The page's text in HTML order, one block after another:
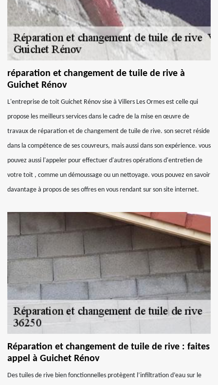
réparation et changement de tuile de rive à
Guichet Rénov
L'entreprise de toit Guichet Rénov sise à Villers Les Ormes est celle qui
propose les meilleurs services dans le cadre de la mise en œuvre de
travaux de réparation et de changement de tuile de rive. son secret réside
dans la compétence de ses couvreurs, mais aussi dans son expérience. vous
pouvez aussi l'appeler pour effectuer d'autres opérations d'entretien de
votre toit , comme un démoussage ou un nettoyage. vous pouvez en savoir
davantage à propos de ses offres en vous rendant sur son site internet.
Réparation et changement de tuile de rive : faites
appel à Guichet Rénov
Des tuiles de rive bien fonctionnelles protègent l’infiltration d’eau sur le